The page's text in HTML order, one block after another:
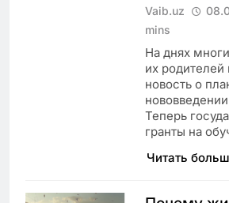
Vaib.uz
mins
На днях
их
новость о
Теперь
гранты на
Читать